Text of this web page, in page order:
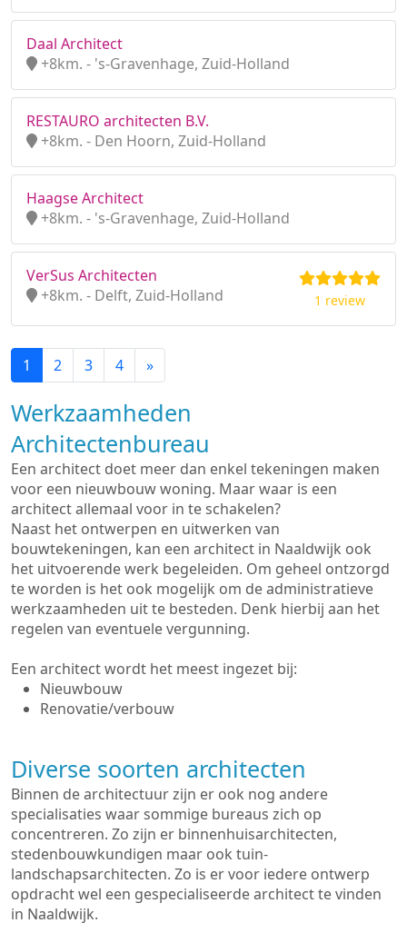
Daal Architect
+8km. - 's-Gravenhage, Zuid-Holland
RESTAURO architecten B.V.
+8km. - Den Hoorn, Zuid-Holland
Haagse Architect
+8km. - 's-Gravenhage, Zuid-Holland
VerSus Architecten
+8km. - Delft, Zuid-Holland
1 review
1 2 3 4 »
Werkzaamheden
Architectenbureau
Een architect doet meer dan enkel tekeningen maken
voor een nieuwbouw woning. Maar waar is een
architect allemaal voor in te schakelen?
Naast het ontwerpen en uitwerken van
bouwtekeningen, kan een architect in Naaldwijk ook
het uitvoerende werk begeleiden. Om geheel ontzorgd
te worden is het ook mogelijk om de administratieve
werkzaamheden uit te besteden. Denk hierbij aan het
regelen van eventuele vergunning.
Een architect wordt het meest ingezet bij:
Nieuwbouw
Renovatie/verbouw
Diverse soorten architecten
Binnen de architectuur zijn er ook nog andere
specialisaties waar sommige bureaus zich op
concentreren. Zo zijn er binnenhuisarchitecten,
stedenbouwkundigen maar ook tuin-
landschapsarchitecten. Zo is er voor iedere ontwerp
opdracht wel een gespecialiseerde architect te vinden
in Naaldwijk.